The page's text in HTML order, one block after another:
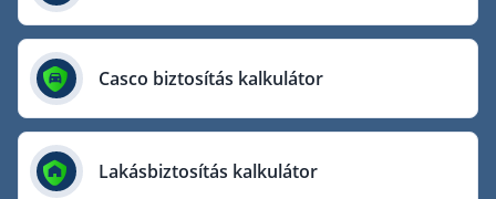
Cig Pannónia Biztosító
Genertel Biztosító
Casco biztosítás kalkulátor
Lakásbiztosítás kalkulátor